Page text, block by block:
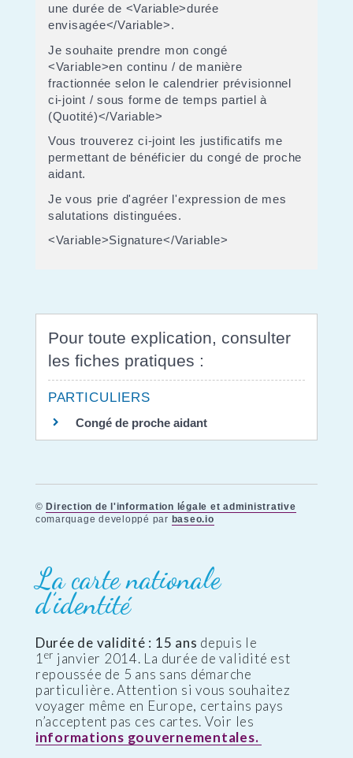
une durée de <Variable>durée
envisagée</Variable>.
Je souhaite prendre mon congé
<Variable>en continu / de manière
fractionnée selon le calendrier prévisionnel
ci-joint / sous forme de temps partiel à
(Quotité)</Variable>
Vous trouverez ci-joint les justificatifs me
permettant de bénéficier du congé de proche
aidant.
Je vous prie d'agréer l'expression de mes
salutations distinguées.
<Variable>Signature</Variable>
Pour toute explication, consulter
les fiches pratiques :
PARTICULIERS
Congé de proche aidant
© Direction de l'information légale et administrative
comarquage developpé par baseo.io
La carte nationale
d’identité
Durée de validité : 15 ans depuis le
1 er janvier 2014. La durée de validité est
repoussée de 5 ans sans démarche
particulière. Attention si vous souhaitez
voyager même en Europe, certains pays
n’acceptent pas ces cartes. Voir les
informations gouvernementales.